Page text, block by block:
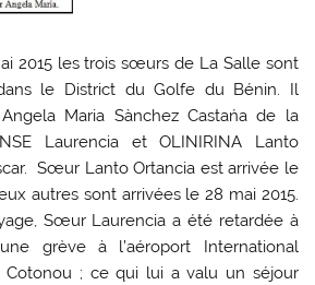
2015 les trois sœurs de La Salle sont
le District du Golfe du Bénin. Il
Maria Sànchez Castańa de la
Laurencia et OLINIRINA Lanto
Sœur Lanto Ortancia est arrivée le
autres sont arrivées le 28 mai 2015.
Sœur Laurencia a été retardée à
grève à l’aéroport International
Cotonou ; ce qui lui a valu un séjour